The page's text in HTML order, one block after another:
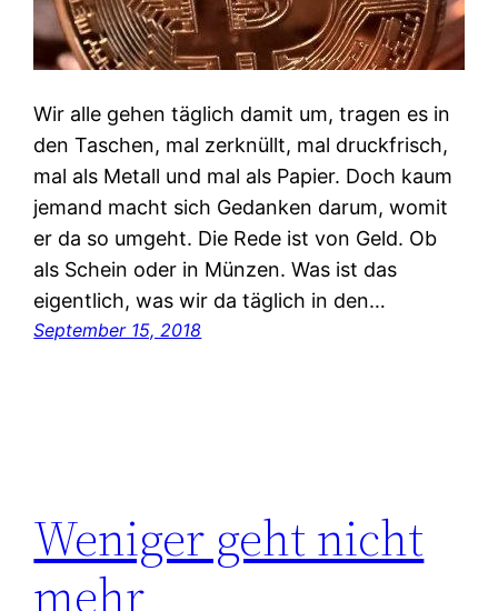
Wir alle gehen täglich damit um, tragen es in
den Taschen, mal zerknüllt, mal druckfrisch,
mal als Metall und mal als Papier. Doch kaum
jemand macht sich Gedanken darum, womit
er da so umgeht. Die Rede ist von Geld. Ob
als Schein oder in Münzen. Was ist das
eigentlich, was wir da täglich in den…
September 15, 2018
Weniger geht nicht
mehr